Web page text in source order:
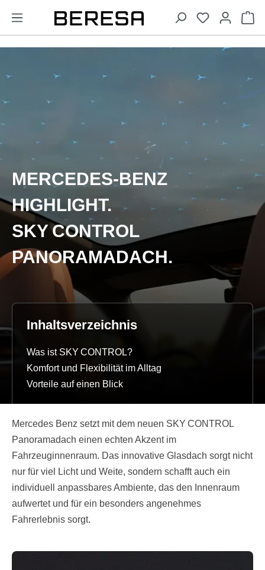
springen
MERCEDES-BENZ
HIGHLIGHT.
SKY CONTROL
PANORAMADACH.
Inhaltsverzeichnis
Was ist SKY CONTROL?
Komfort und Flexibilität im Alltag
Vorteile auf einen Blick
Mercedes Benz setzt mit dem neuen SKY CONTROL
Panoramadach einen echten Akzent im
Fahrzeuginnenraum. Das innovative Glasdach sorgt nicht
nur für viel Licht und Weite, sondern schafft auch ein
individuell anpassbares Ambiente, das den Innenraum
aufwertet und für ein besonders angenehmes
Fahrerlebnis sorgt.